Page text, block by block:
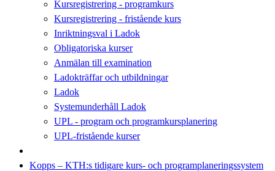
Kursregistrering - programkurs
Kursregistrering - fristående kurs
Inriktningsval i Ladok
Obligatoriska kurser
Anmälan till examination
Ladokträffar och utbildningar
Ladok
Systemunderhåll Ladok
UPL - program och programkursplanering
UPL-fristående kurser
Kopps – KTH:s tidigare kurs- och programplaneringssystem